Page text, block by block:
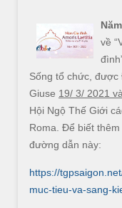
về
Sống tổ chức, được
Giuse 19/ 3/ 2021
Hội Ngộ Thế Giới
Roma. Để biết
đường dẫn này:
https://
muc-tieu-va-sang-